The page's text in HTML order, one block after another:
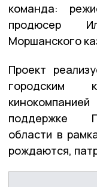
команда:
продюсер
Моршанского
Проект
городским
поддержке
области в
рождаются,